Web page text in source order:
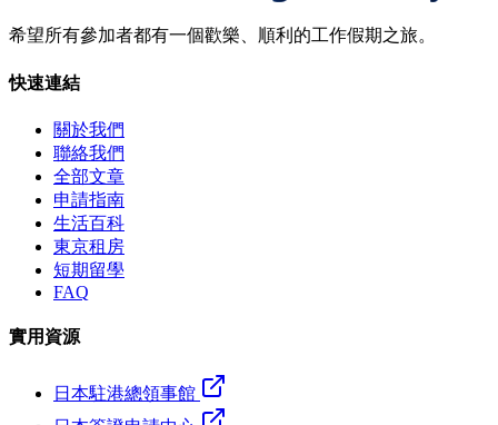
希望所有參加者都有一個歡樂、順利的工作假期之旅。
快速連結
關於我們
聯絡我們
全部文章
申請指南
生活百科
東京租房
短期留學
FAQ
實用資源
日本駐港總領事館